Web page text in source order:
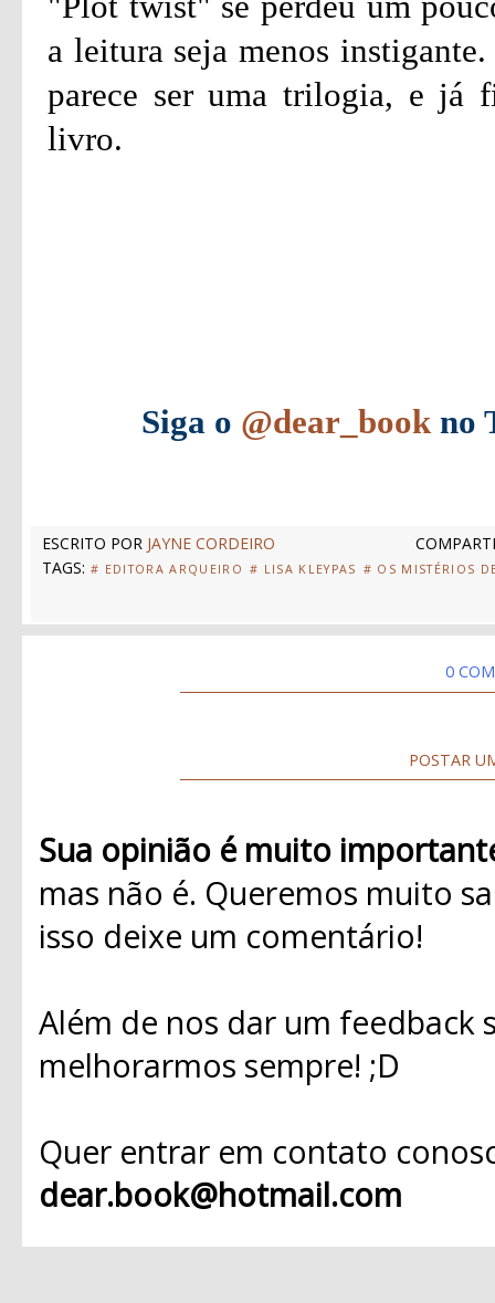
a leitura seja menos
parece ser uma trilogia, e já
livro.
Siga o @dear_book no
ESCRITO POR JAYNE CORDEIRO
TAGS: # EDITORA ARQUEIRO # LISA KLEYPAS # OS MISTÉRIOS
0
POSTAR
Sua opinião é muito
mas não é. Queremos muito
isso deixe um comentário!
Além de nos dar um
melhorarmos sempre! ;D
Quer entrar em contato
dear.book@hotmail.com